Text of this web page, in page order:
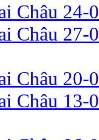
Châu 24-
Châu 27-
Châu 20-
Châu 13-